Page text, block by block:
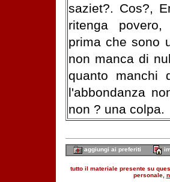
saziet?. Cos?,
ritenga
prima che sono
non manca di
quanto manchi
l'abbondanza
non ? una colpa.
aggiungi ai preferiti
tutto il materiale presente su
personale,